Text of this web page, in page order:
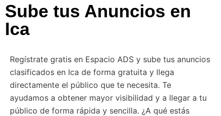
Sube tus Anuncios en
Ica
Regístrate gratis en Espacio ADS y sube tus anuncios
clasificados en Ica de forma gratuita y llega
directamente el público que te necesita. Te
ayudamos a obtener mayor visibilidad y a llegar a tu
público de forma rápida y sencilla. ¿A qué estás